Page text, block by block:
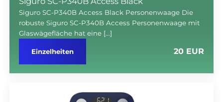
Siguro SC-P340B Access Black Personenwaage Die
robuste Siguro SC-P340B Access Personenwaage mit
Glaswägefläche hat eine […]
Einzelheiten 20 EUR